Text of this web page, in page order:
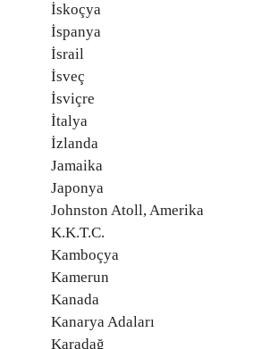
İskoçya
İspanya
İsrail
İsveç
İsviçre
İtalya
İzlanda
Jamaika
Japonya
Johnston Atoll, Amerika
K.K.T.C.
Kamboçya
Kamerun
Kanada
Kanarya Adaları
Karadağ